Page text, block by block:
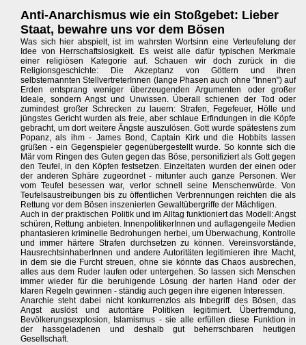
Anti-Anarchismus wie ein Stoßgebet: Lieber
Staat, bewahre uns vor dem Bösen
Was sich hier abspielt, ist im wahrsten Wortsinn eine Verteufelung der
Idee von Herrschaftslosigkeit. Es weist alle dafür typischen Merkmale
einer religiösen Kategorie auf. Schauen wir doch zurück in die
Religionsgeschichte: Die Akzeptanz von Göttern und ihren
selbsternannten StellvertreterInnen (lange Phasen auch ohne "Innen") auf
Erden entsprang weniger überzeugenden Argumenten oder großer
Ideale, sondern Angst und Unwissen. Überall schienen der Tod oder
zumindest großer Schrecken zu lauern: Strafen, Fegefeuer, Hölle und
jüngstes Gericht wurden als freie, aber schlaue Erfindungen in die Köpfe
gebracht, um dort weitere Ängste auszulösen. Gott wurde spätestens zum
Popanz, als ihm - James Bond, Captain Kirk und die Hobbits lassen
grüßen - ein Gegenspieler gegenübergestellt wurde. So konnte sich die
Mär vom Ringen des Guten gegen das Böse, personifiziert als Gott gegen
den Teufel, in den Köpfen festsetzen. Einzeltaten wurden der einen oder
der anderen Sphäre zugeordnet - mitunter auch ganze Personen. Wer
vom Teufel besessen war, verlor schnell seine Menschenwürde. Von
Teufelsaustreibungen bis zu öffentlichen Verbrennungen reichten die als
Rettung vor dem Bösen inszenierten Gewaltübergriffe der Mächtigen.
Auch in der praktischen Politik und im Alltag funktioniert das Modell: Angst
schüren, Rettung anbieten. InnenpolitikerInnen und auflagengeile Medien
phantasieren kriminelle Bedrohungen herbei, um Überwachung, Kontrolle
und immer härtere Strafen durchsetzen zu können. Vereinsvorstände,
HausrechtsinhaberInnen und andere Autoritäten legitimieren ihre Macht,
in dem sie die Furcht streuen, ohne sie könnte das Chaos ausbrechen,
alles aus dem Ruder laufen oder untergehen. So lassen sich Menschen
immer wieder für die beruhigende Lösung der harten Hand oder der
klaren Regeln gewinnen - ständig auch gegen ihre eigenen Interessen.
Anarchie steht dabei nicht konkurrenzlos als Inbegriff des Bösen, das
Angst auslöst und autoritäre Politiken legitimiert. Überfremdung,
Bevölkerungsexplosion, Islamismus - sie alle erfüllen diese Funktion in
der hassgeladenen und deshalb gut beherrschbaren heutigen
Gesellschaft.